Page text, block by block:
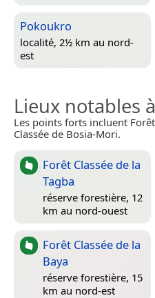
Pokoukro
localité, 2½ km au nord-
est
Lieux notables
Les points forts incluent
Classée de Bosia-Mori.
Forêt Classée de la
Tagba
réserve forestière, 12
km au nord-ouest
Forêt Classée de la
Baya
réserve forestière, 15
km au nord-est